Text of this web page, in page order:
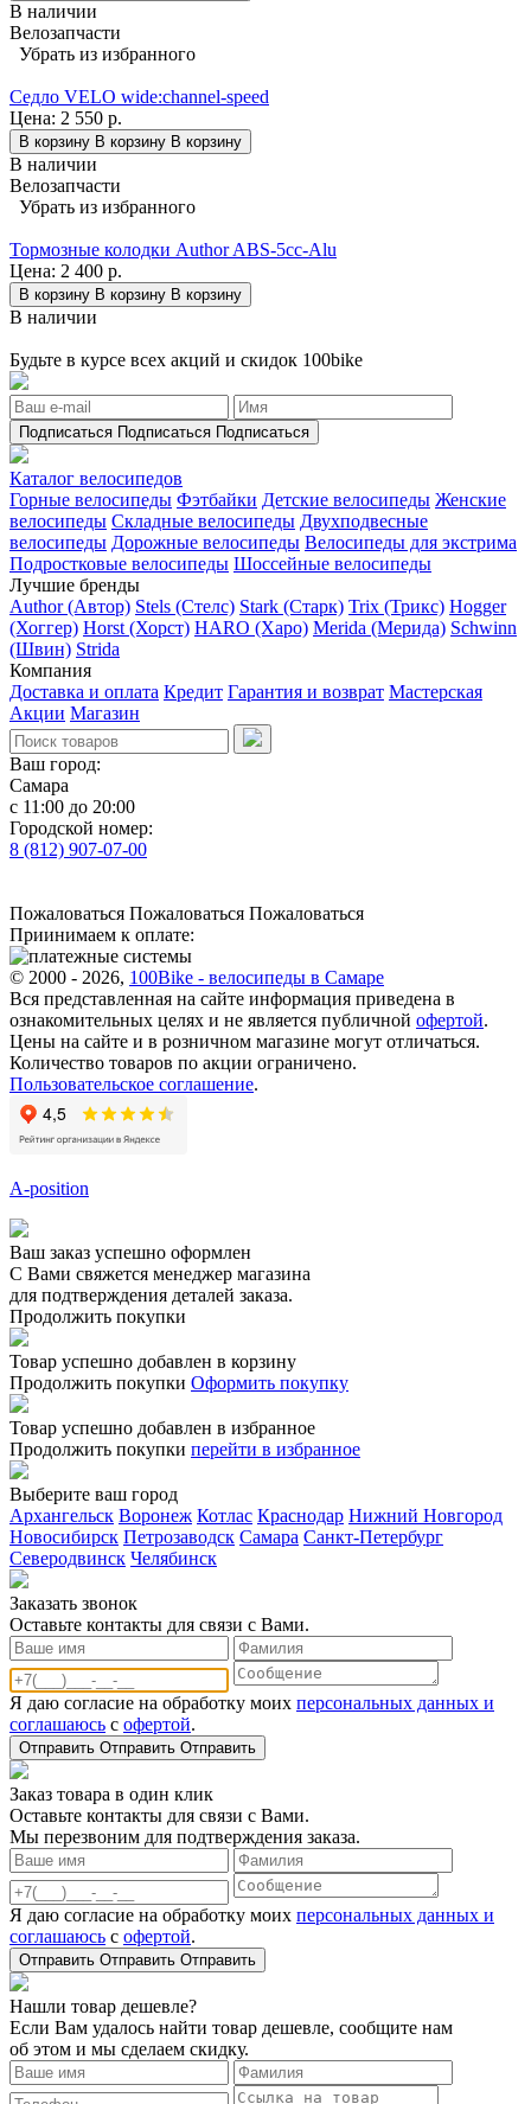
В наличии
Велозапчасти
Убрать из избранного
Седло VELO wide:channel-speed
Цена: 2 550 р.
В корзину В корзину В корзину
В наличии
Велозапчасти
Убрать из избранного
Тормозные колодки Author ABS-5cc-Alu
Цена: 2 400 р.
В корзину В корзину В корзину
В наличии
Будьте в курсе всех акций и скидок 100bike
Подписаться Подписаться Подписаться
Каталог велосипедов
Горные велосипеды Фэтбайки Детские велосипеды Женские
велосипеды Складные велосипеды Двухподвесные
велосипеды Дорожные велосипеды Велосипеды для экстрима
Подростковые велосипеды Шоссейные велосипеды
Лучшие бренды
Author (Автор) Stels (Стелс) Stark (Старк) Trix (Трикс) Hogger
(Хоггер) Horst (Хорст) HARO (Харо) Merida (Мерида) Schwinn
(Швин) Strida
Компания
Доставка и оплата Кредит Гарантия и возврат Мастерская
Акции Магазин
Ваш город:
Самара
с 11:00 до 20:00
Городской номер:
8 (812) 907-07-00
Пожаловаться Пожаловаться Пожаловаться
Приинимаем к оплате:
© 2000 - 2026, 100Bike - велосипеды в Самаре
Вся представленная на сайте информация приведена в
ознакомительных целях и не является публичной офертой.
Цены на сайте и в розничном магазине могут отличаться.
Количество товаров по акции ограничено.
Пользовательское соглашение.
A-position
Ваш заказ успешно оформлен
С Вами свяжется менеджер магазина
для подтверждения деталей заказа.
Продолжить покупки
Товар успешно добавлен в корзину
Продолжить покупки Оформить покупку
Товар успешно добавлен в избранное
Продолжить покупки перейти в избранное
Выберите ваш город
Архангельск Воронеж Котлас Краснодар Нижний Новгород
Новосибирск Петрозаводск Самара Санкт-Петербург
Северодвинск Челябинск
Заказать звонoк
Оставьте контакты для связи с Вами.
Я даю согласие на обработку моих персональных данных и
соглашаюсь с офертой.
Отправить Отправить Отправить
Заказ товара в один клик
Оставьте контакты для связи с Вами.
Мы перезвоним для подтверждения заказа.
Я даю согласие на обработку моих персональных данных и
соглашаюсь с офертой.
Отправить Отправить Отправить
Нашли товар дешевле?
Если Вам удалось найти товар дешевле, сообщите нам
об этом и мы сделаем скидку.